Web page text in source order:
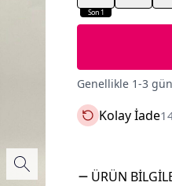
Son 1
Genellikle 1-3
Kolay İade
ÜRÜN